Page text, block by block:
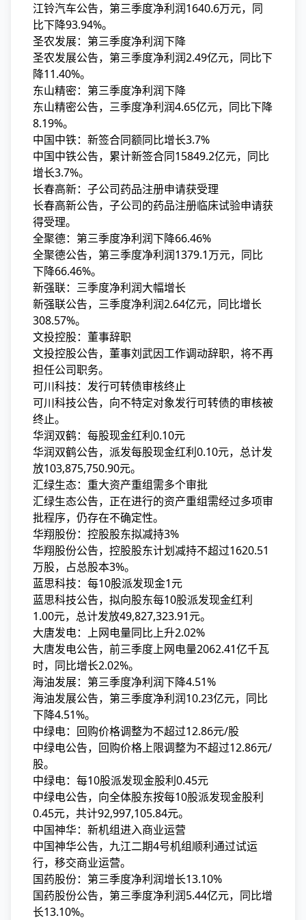
江铃汽车公告，第三季度净利润1640.6万元，同
比下降93.94%。
圣农发展：第三季度净利润下降
圣农发展公告，第三季度净利润2.49亿元，同比下
降11.40%。
东山精密：第三季度净利润下降
东山精密公告，三季度净利润4.65亿元，同比下降
8.19%。
中国中铁：新签合同额同比增长3.7%
中国中铁公告，累计新签合同15849.2亿元，同比
增长3.7%。
长春高新：子公司药品注册申请获受理
长春高新公告，子公司的药品注册临床试验申请获
得受理。
全聚德：第三季度净利润下降66.46%
全聚德公告，第三季度净利润1379.1万元，同比
下降66.46%。
新强联：三季度净利润大幅增长
新强联公告，三季度净利润2.64亿元，同比增长
308.57%。
文投控股：董事辞职
文投控股公告，董事刘武因工作调动辞职，将不再
担任公司职务。
可川科技：发行可转债审核终止
可川科技公告，向不特定对象发行可转债的审核被
终止。
华润双鹤：每股现金红利0.10元
华润双鹤公告，派发每股现金红利0.10元，总计发
放103,875,750.90元。
汇绿生态：重大资产重组需多个审批
汇绿生态公告，正在进行的资产重组需经过多项审
批程序，仍存在不确定性。
华翔股份：控股股东拟减持3%
华翔股份公告，控股股东计划减持不超过1620.51
万股，占总股本3%。
蓝思科技：每10股派发现金1元
蓝思科技公告，拟向股东每10股派发现金红利
1.00元，总计发放49,827,323.91元。
大唐发电：上网电量同比上升2.02%
大唐发电公告，前三季度上网电量2062.41亿千瓦
时，同比增长2.02%。
海油发展：第三季度净利润下降4.51%
海油发展公告，第三季度净利润10.23亿元，同比
下降4.51%。
中绿电：回购价格调整为不超过12.86元/股
中绿电公告，回购价格上限调整为不超过12.86元/
股。
中绿电：每10股派发现金股利0.45元
中绿电公告，向全体股东按每10股派发现金股利
0.45元，共计92,997,105.84元。
中国神华：新机组进入商业运营
中国神华公告，九江二期4号机组顺利通过试运
行，移交商业运营。
国药股份：第三季度净利润增长13.10%
国药股份公告，第三季度净利润5.44亿元，同比增
长13.10%。